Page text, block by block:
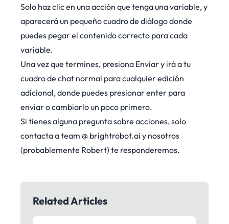
Solo haz clic en una acción que tenga una variable, y
aparecerá un pequeño cuadro de diálogo donde
puedes pegar el contenido correcto para cada
variable.
Una vez que termines, presiona Enviar y irá a tu
cuadro de chat normal para cualquier edición
adicional, donde puedes presionar enter para
enviar o cambiarlo un poco primero.
Si tienes alguna pregunta sobre acciones, solo
contacta a team @ brightrobot.ai y nosotros
(probablemente Robert) te responderemos.
Related Articles